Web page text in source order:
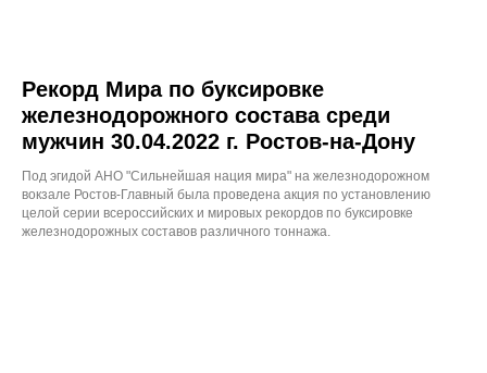
Рекорд Мира по буксировке
железнодорожного состава среди
мужчин 30.04.2022 г. Ростов-на-Дону
Под эгидой АНО "Сильнейшая нация мира" на железнодорожном
вокзале Ростов-Главный была проведена акция по установлению
целой серии всероссийских и мировых рекордов по буксировке
железнодорожных составов различного тоннажа.